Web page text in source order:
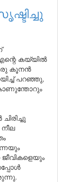
കയ്യിൽ
ഒരു കൂനൻ
പറഞ്ഞു,